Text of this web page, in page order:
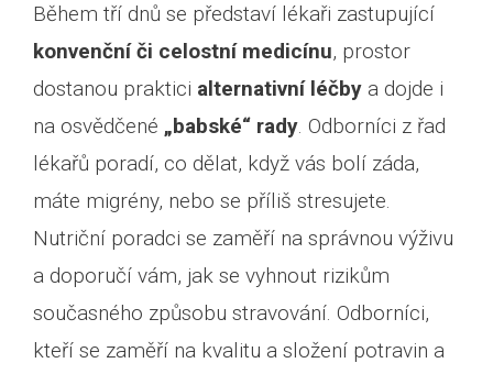
Během tří dnů se představí lékaři zastupující
konvenční či celostní medicínu, prostor
dostanou praktici alternativní léčby a dojde i
na osvědčené „babské“ rady. Odborníci z řad
lékařů poradí, co dělat, když vás bolí záda,
máte migrény, nebo se příliš stresujete.
Nutriční poradci se zaměří na správnou výživu
a doporučí vám, jak se vyhnout rizikům
současného způsobu stravování. Odborníci,
kteří se zaměří na kvalitu a složení potravin a